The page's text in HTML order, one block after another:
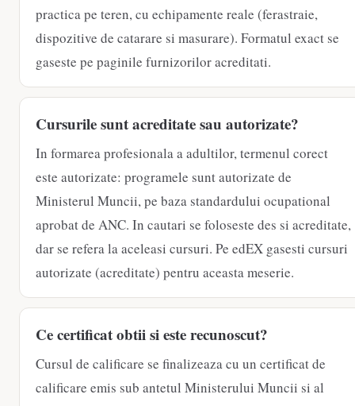
practica pe teren, cu echipamente reale (ferastraie,
dispozitive de catarare si masurare). Formatul exact se
gaseste pe paginile furnizorilor acreditati.
Cursurile sunt acreditate sau autorizate?
In formarea profesionala a adultilor, termenul corect
este autorizate: programele sunt autorizate de
Ministerul Muncii, pe baza standardului ocupational
aprobat de ANC. In cautari se foloseste des si acreditate,
dar se refera la aceleasi cursuri. Pe edEX gasesti cursuri
autorizate (acreditate) pentru aceasta meserie.
Ce certificat obtii si este recunoscut?
Cursul de calificare se finalizeaza cu un certificat de
calificare emis sub antetul Ministerului Muncii si al